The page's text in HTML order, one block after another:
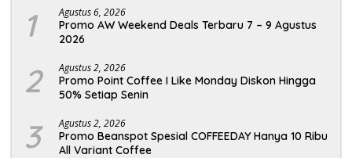
1 Agustus 6, 2026
Promo AW Weekend Deals Terbaru 7 – 9 Agustus
2026
2 Agustus 2, 2026
Promo Point Coffee I Like Monday Diskon Hingga
50% Setiap Senin
3 Agustus 2, 2026
Promo Beanspot Spesial COFFEEDAY Hanya 10 Ribu
All Variant Coffee